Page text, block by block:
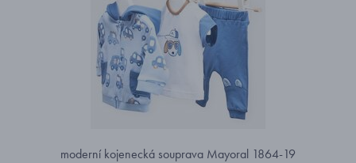
moderní kojenecká souprava Mayoral 1864-19